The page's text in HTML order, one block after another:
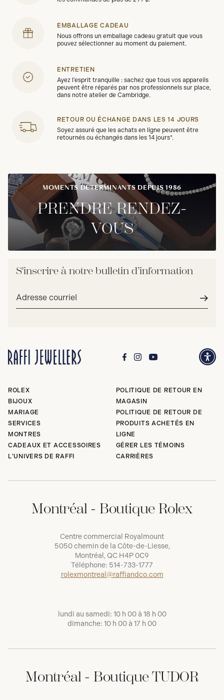
EMBALLAGE CADEAU
Nous offrons un emballage cadeau gratuit que vous
pouvez sélectionner au moment du paiement.
ENTRETIEN
Ayez l'esprit tranquille : sachez que tous vos appareils
peuvent être réparés par nos professionnels sur place,
dans notre atelier de Cambridge.
RETOUR OU ÉCHANGE DANS LES 14 JOURS
Soyez assuré que les achats en ligne peuvent être
retournés ou échangés dans les 14 jours*.
MOMENTS DÉTERMINANTS DEPUIS 1986
PRENDRE RENDEZ-
VOUS
S'inscrire à notre bulletin d’information
Adresse
ROLEX
BIJOUX
MARIAGE
SERVICES
MONTRES
CADEAUX ET ACCESSOIRES
L'UNIVERS DE RAFFI
POLITIQUE DE RETOUR EN
MAGASIN
POLITIQUE DE RETOUR DE
PRODUITS ACHETÉS EN
LIGNE
GÉRER LES TÉMOINS
CARRIÈRES
Montréal - Boutique Rolex
Centre commercial Royalmount
5050 chemin de la Côte-de-Liesse,
Montréal, QC H4P 0C9
Téléphone: 514-733-1777
rolexmontreal@raffiandco.com
lundi au samedi: 10 h 00 à 18 h 00
dimanche: 10 h 00 à 17 h 00
Montréal - Boutique TUDOR